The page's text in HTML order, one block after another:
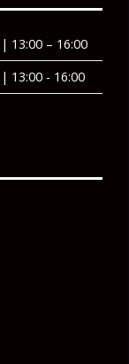
13:00 – 16:00
13:00 - 16:00